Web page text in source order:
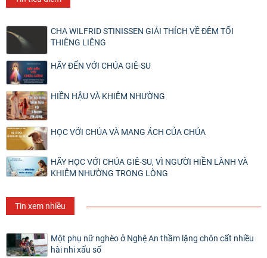
CHA WILFRID STINISSEN GIẢI THÍCH VỀ ĐÊM TỐI
THIÊNG LIÊNG
HÃY ĐẾN VỚI CHÚA GIÊ-SU
HIỀN HẬU VÀ KHIÊM NHƯỜNG
HỌC VỚI CHÚA VÀ MANG ÁCH CỦA CHÚA
HÃY HỌC VỚI CHÚA GIÊ-SU, VÌ NGƯỜI HIỀN LÀNH VÀ
KHIÊM NHƯỜNG TRONG LÒNG
Tin xem nhiều
Một phụ nữ nghèo ở Nghệ An thầm lặng chôn cất nhiều
hài nhi xấu số